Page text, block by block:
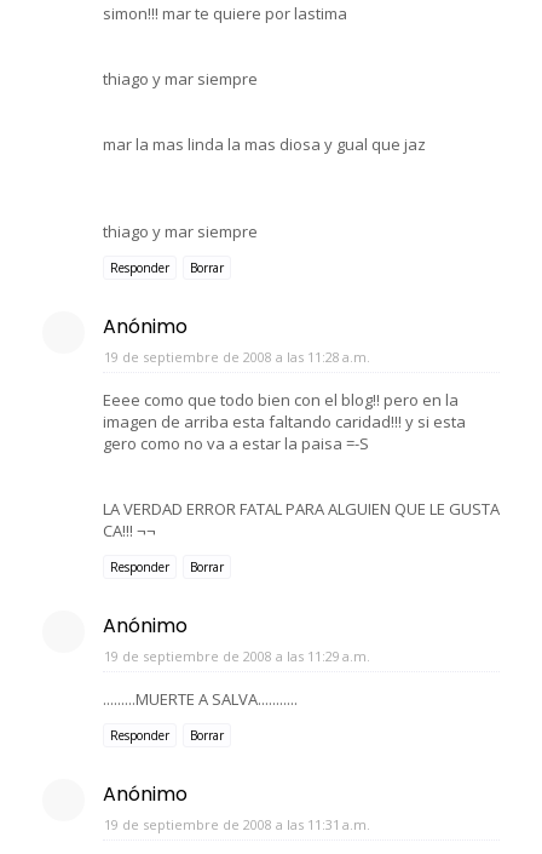
simon!!! mar te quiere por lastima
thiago y mar siempre
mar la mas linda la mas diosa y gual que jaz
thiago y mar siempre
Responder Borrar
Anónimo
19 de septiembre de 2008 a las 11:28 a.m.
Eeee como que todo bien con el blog!! pero en la
imagen de arriba esta faltando caridad!!! y si esta
gero como no va a estar la paisa =-S
LA VERDAD ERROR FATAL PARA ALGUIEN QUE LE GUSTA
CA!!! ¬¬
Responder Borrar
Anónimo
19 de septiembre de 2008 a las 11:29 a.m.
.........MUERTE A SALVA...........
Responder Borrar
Anónimo
19 de septiembre de 2008 a las 11:31 a.m.